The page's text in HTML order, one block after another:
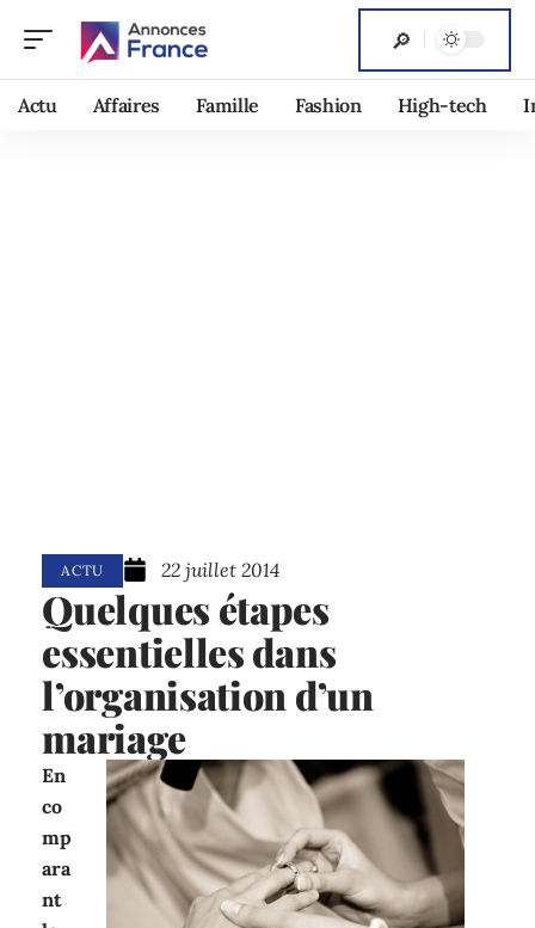
Actu Affaires Famille Fashion High-tech
ACTU 22 juillet 2014
Quelques étapes
essentielles dans
l’organisation d’un
mariage
En
co
mp
ara
nt